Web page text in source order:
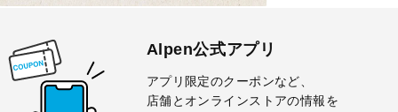
Alpen公式アプリ
アプリ限定のクーポンなど、
店舗とオンラインストアの情報を